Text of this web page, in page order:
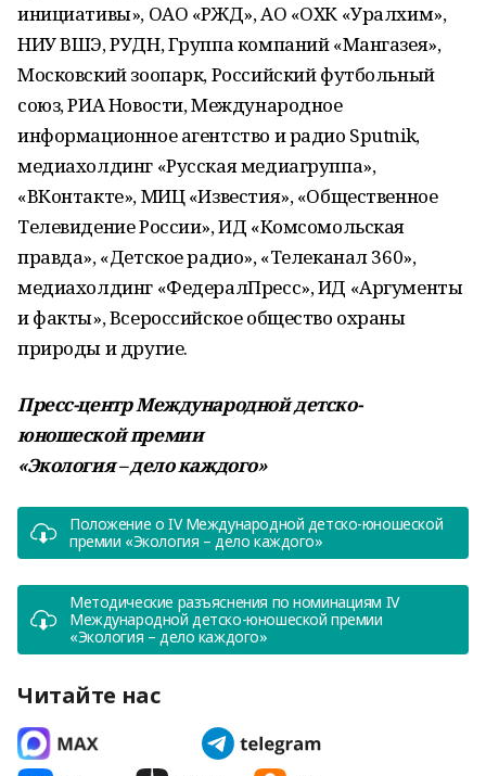
инициативы», ОАО «РЖД», АО «ОХК «Уралхим»,
НИУ ВШЭ, РУДН, Группа компаний «Мангазея»,
Московский зоопарк, Российский футбольный
союз, РИА Новости, Международное
информационное агентство и радио Sputnik,
медиахолдинг «Русская медиагруппа»,
«ВКонтакте», МИЦ «Известия», «Общественное
Телевидение России», ИД «Комсомольская
правда», «Детское радио», «Телеканал 360»,
медиахолдинг «ФедералПресс», ИД «Аргументы
и факты», Всероссийское общество охраны
природы и другие.
Пресс-центр Международной детско-
юношеской премии
«Экология – дело каждого»
Положение о IV Международной детско-юношеской
премии «Экология – дело каждого»
Методические разъяснения по номинациям IV
Международной детско-юношеской премии
«Экология – дело каждого»
Читайте нас